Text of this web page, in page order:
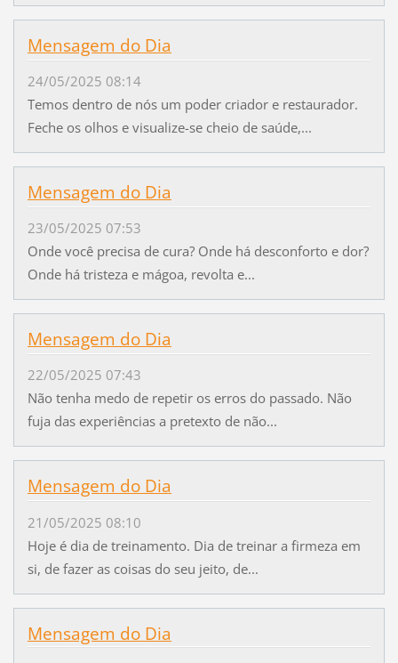
Mensagem do Dia
24/05/2025 08:14
Temos dentro de nós um poder criador e restaurador.
Feche os olhos e visualize-se cheio de saúde,...
Mensagem do Dia
23/05/2025 07:53
Onde você precisa de cura? Onde há desconforto e dor?
Onde há tristeza e mágoa, revolta e...
Mensagem do Dia
22/05/2025 07:43
Não tenha medo de repetir os erros do passado. Não
fuja das experiências a pretexto de não...
Mensagem do Dia
21/05/2025 08:10
Hoje é dia de treinamento. Dia de treinar a firmeza em
si, de fazer as coisas do seu jeito, de...
Mensagem do Dia